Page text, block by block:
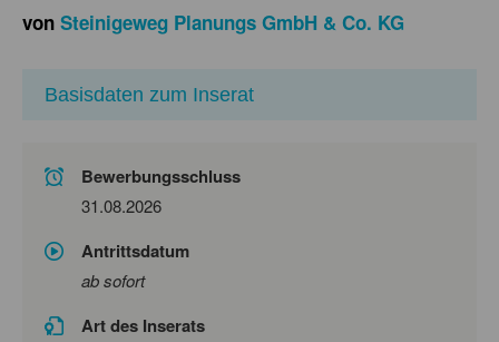
von Steinigeweg Planungs GmbH & Co. KG
Basisdaten zum Inserat
Bewerbungsschluss
31.08.2026
Antrittsdatum
ab sofort
Art des Inserats